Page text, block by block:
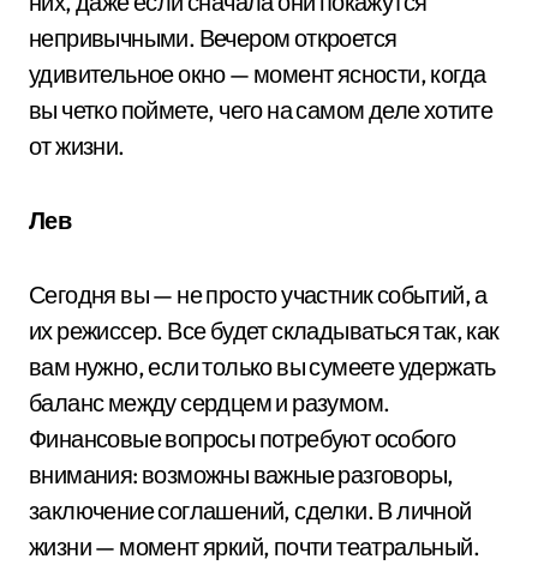
непривычными. Вечером откроется
удивительное окно — момент ясности, когда
вы четко поймете, чего на самом деле хотите
от жизни.
Лев
Сегодня вы — не просто участник событий, а
их режиссер. Все будет складываться так, как
вам нужно, если только вы сумеете удержать
баланс между сердцем и разумом.
Финансовые вопросы потребуют особого
внимания: возможны важные разговоры,
заключение соглашений, сделки. В личной
жизни — момент яркий, почти театральный.